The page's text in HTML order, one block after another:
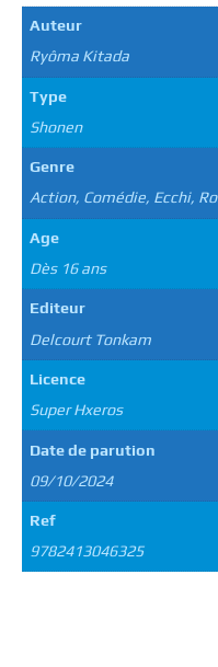
Auteur
Ryôma Kitada
Type
Shonen
Genre
Action, Comédie, Ecchi,
Age
Dès 16 ans
Editeur
Delcourt Tonkam
Licence
Super Hxeros
Date de parution
09/10/2024
Ref
9782413046325